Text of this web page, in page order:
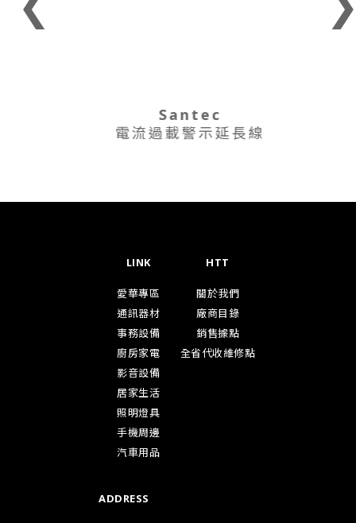
Santec
電流過載警示延長線
LINK
愛華專區
通訊器材
事務設備
廚房家電
影音設備
居家生活
照明燈具
手機周邊
汽車用品
HTT
關於我們
廠商目錄
銷售據點
全省代收維修點
ADDRESS